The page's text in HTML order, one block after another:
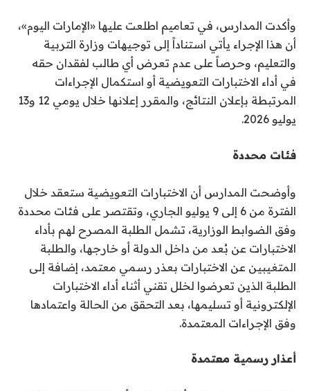
وأكدت المدارس، في تعاميم اطلعت عليها «الإمارات اليوم»،
أن هذا الإجراء يأتي استناداً إلى توجيهات وزارة التربية
والتعليم، وحرصاً على عدم تعرض أي طالب لفقدان حقه
في أداء الاختبارات التعويضية أو استكمال الإجراءات
المرتبطة بإعلان النتائج، والمقرر إعلانها خلال يومي 12 و13
يوليو 2026.
فئات محددة
وأوضحت المدارس أن الاختبارات التعويضية ستعقد خلال
الفترة من 6 إلى 9 يوليو الجاري، وتقتصر على فئات محددة
وفق الضوابط الوزارية، تشمل الطلبة المصرح لهم بأداء
الاختبارات عن بُعد من داخل الدولة أو خارجها، والطلبة
المتغيبين عن الاختبارات بعذر رسمي معتمد، إضافة إلى
الطلبة الذين تعرضوا لخلل تقني أثناء أداء الاختبارات
الإلكترونية أو تسليمها، بعد التحقق من الحالة واعتمادها
وفق الإجراءات المعتمدة.
أعذار رسمية معتمدة